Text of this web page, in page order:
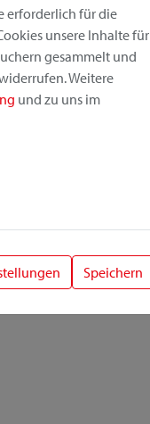
erforderlich für die
unsere Inhalte für
gesammelt und
Weitere
und zu uns im
Speichern